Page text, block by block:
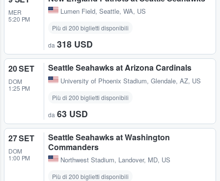
MER
5:20 PM
Lumen Field, Seattle, WA, US
Più di 200 biglietti disponibili
da 318 USD
20 SET
DOM
1:25 PM
Seattle Seahawks at Arizona Cardinals
University of Phoenix Stadium, Glendale, AZ, US
Più di 200 biglietti disponibili
da 63 USD
27 SET
DOM
1:00 PM
Seattle Seahawks at Washington
Commanders
Northwest Stadium, Landover, MD, US
Più di 200 biglietti disponibili